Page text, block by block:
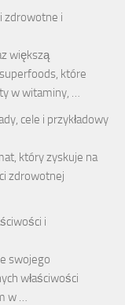
zdrowotne i
większą
które
w witaminy, …
cele i przykładowy
który zyskuje na
zdrowotnej
i
swojego
właściwości
w …